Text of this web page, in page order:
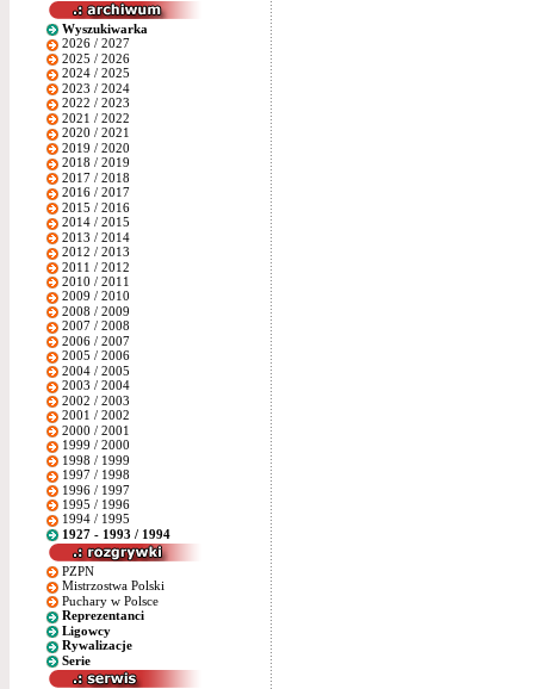
Wyszukiwarka
2026 / 2027
2025 / 2026
2024 / 2025
2023 / 2024
2022 / 2023
2021 / 2022
2020 / 2021
2019 / 2020
2018 / 2019
2017 / 2018
2016 / 2017
2015 / 2016
2014 / 2015
2013 / 2014
2012 / 2013
2011 / 2012
2010 / 2011
2009 / 2010
2008 / 2009
2007 / 2008
2006 / 2007
2005 / 2006
2004 / 2005
2003 / 2004
2002 / 2003
2001 / 2002
2000 / 2001
1999 / 2000
1998 / 1999
1997 / 1998
1996 / 1997
1995 / 1996
1994 / 1995
1927 - 1993 / 1994
PZPN
Mistrzostwa Polski
Puchary w Polsce
Reprezentanci
Ligowcy
Rywalizacje
Serie